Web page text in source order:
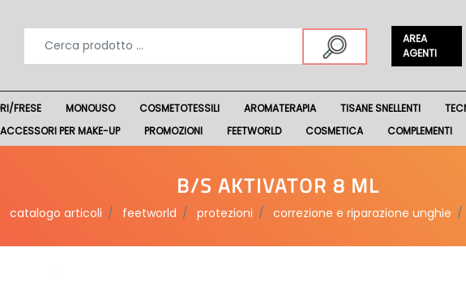
AREA
AGENTI
FRESE MONOUSO COSMETOTESSILI AROMATERAPIA TISANE SNELLENTI
ACCESSORI PER MAKE-UP PROMOZIONI FEETWORLD COSMETICA COMPLEMENTI
B/S AKTIVATOR 8 ML
catalogo articoli feetworld protezioni correzione e riparazione unghie